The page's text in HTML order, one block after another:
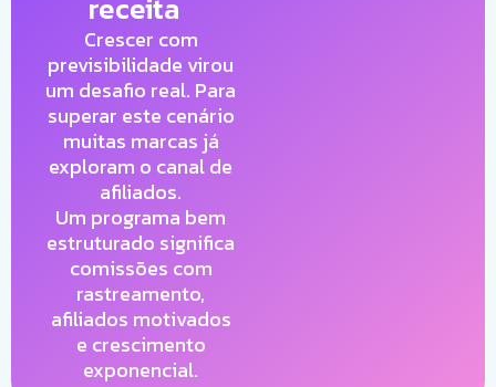
receita
Crescer com
previsibilidade virou
um desafio real. Para
superar este cenário
muitas marcas já
exploram o canal de
afiliados.
Um programa bem
estruturado significa
comissões com
rastreamento,
afiliados motivados
e crescimento
exponencial.